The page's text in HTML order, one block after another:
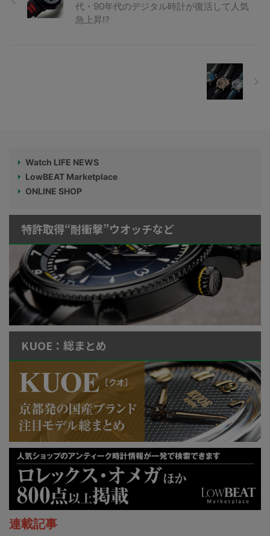
代・90年代のデジタル時計が復活して人気
急上昇!?
Watch LIFE NEWS
LowBEAT Marketplace
ONLINE SHOP
特許取得“耐衝撃”ウオッチなど
KUOE：総まとめ
連載記事